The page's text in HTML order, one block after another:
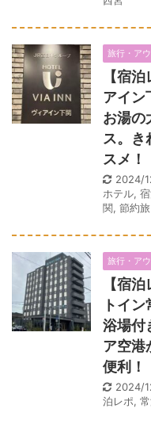
旅行・ア
【宿
アイン
お湯の
ス。き
スメ！
2024/
ホテル,
関, 節約旅
旅行・ア
【宿
トイ
浴場付
ア空港
便利！
2024/
泊レポ,